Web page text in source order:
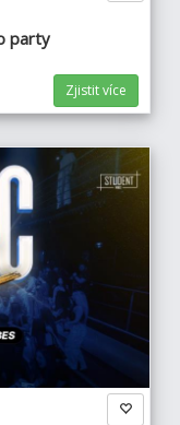
party
Zjistit více